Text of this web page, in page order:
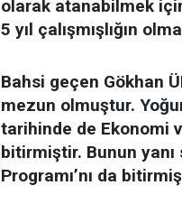
olarak atanabilmek
5 yıl çalışmışlığın
Bahsi geçen Gökhan
mezun olmuştur.
tarihinde de Ekonomi
bitirmiştir. Bunun yanı
Programı’nı da